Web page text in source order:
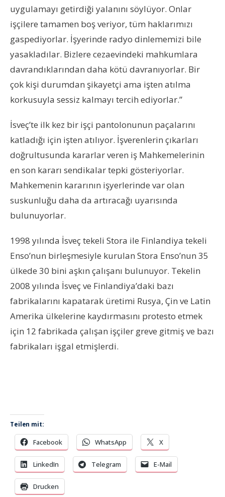
uygulamayı getirdiği yalanını söylüyor. Onlar
işçilere tamamen boş veriyor, tüm haklarımızı
gaspediyorlar. İşyerinde radyo dinlememizi bile
yasakladılar. Bizlere cezaevindeki mahkumlara
davrandıklarından daha kötü davranıyorlar. Bir
çok kişi durumdan şikayetçi ama işten atılma
korkusuyla sessiz kalmayı tercih ediyorlar.”
İsveç’te ilk kez bir işçi pantolonunun paçalarını
katladığı için işten atılıyor. İşverenlerin çıkarları
doğrultusunda kararlar veren iş Mahkemelerinin
en son kararı sendikalar tepki gösteriyorlar.
Mahkemenin kararının işyerlerinde var olan
suskunluğu daha da artıracağı uyarısında
bulunuyorlar.
1998 yılında İsveç tekeli Stora ile Finlandiya tekeli
Enso’nun birleşmesiyle kurulan Stora Enso’nun 35
ülkede 30 bini aşkın çalışanı bulunuyor. Tekelin
2008 yılında İsveç ve Finlandiya’daki bazı
fabrikalarını kapatarak üretimi Rusya, Çin ve Latin
Amerika ülkelerine kaydırmasını protesto etmek
için 12 fabrikada çalışan işçiler greve gitmiş ve bazı
fabrikaları işgal etmişlerdi.
Teilen mit:
Facebook WhatsApp X
LinkedIn Telegram E-Mail
Drucken